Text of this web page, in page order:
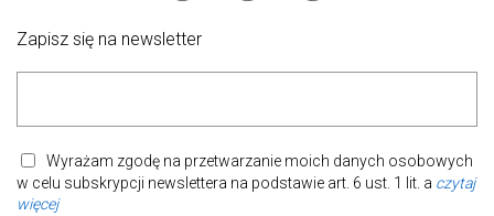
Zapisz się na newsletter
Wyrażam zgodę na przetwarzanie moich danych osobowych
w celu subskrypcji newslettera na podstawie art. 6 ust. 1 lit. a czytaj
więcej